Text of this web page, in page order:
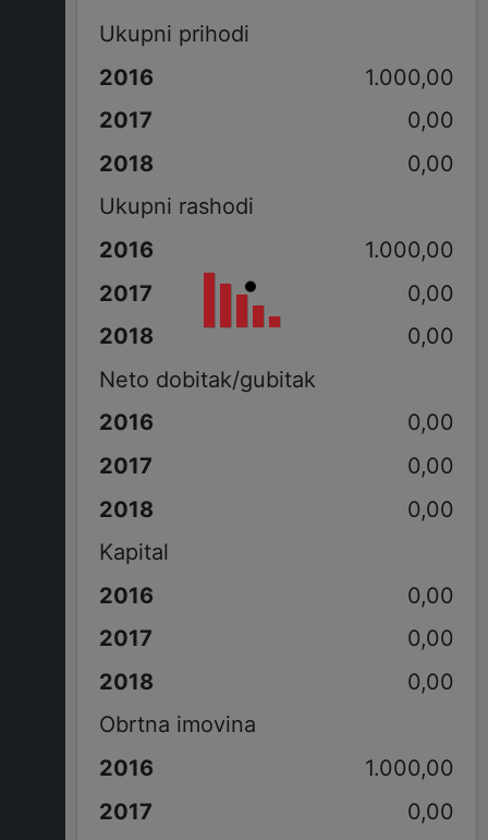
Ukupni prihodi
1.000,00
0,00
0,00
Ukupni rashodi
1.000,00
0,00
0,00
Neto dobitak/gubitak
0,00
0,00
0,00
Kapital
0,00
0,00
0,00
Obrtna imovina
1.000,00
0,00